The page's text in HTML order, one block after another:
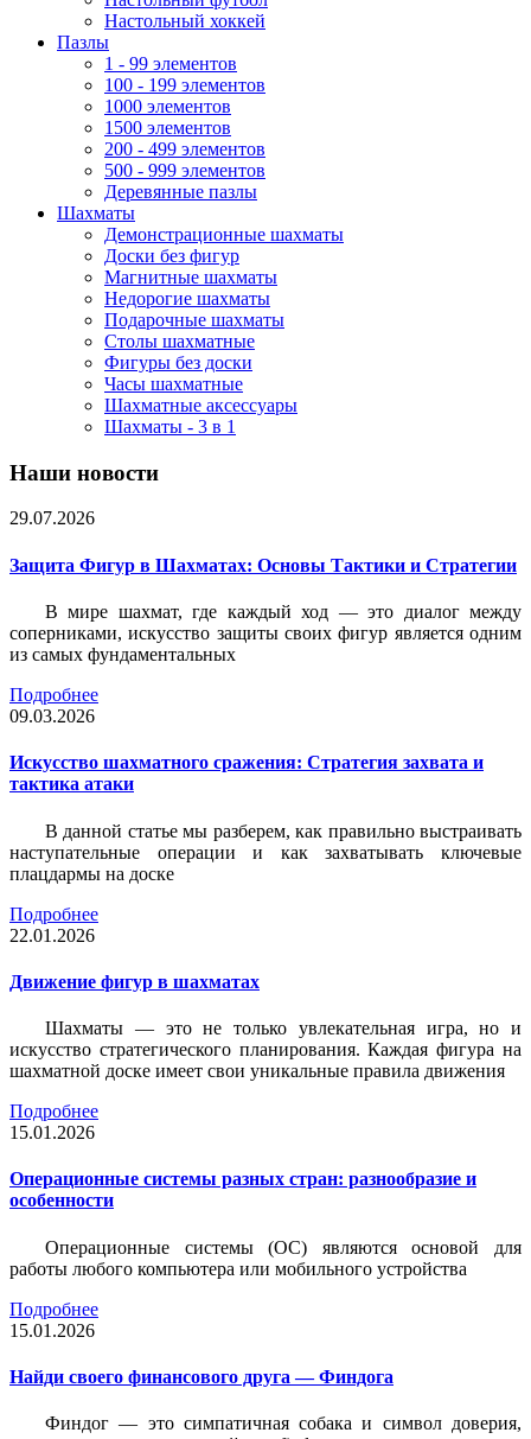
Настольный хоккей
Пазлы
1 - 99 элементов
100 - 199 элементов
1000 элементов
1500 элементов
200 - 499 элементов
500 - 999 элементов
Деревянные пазлы
Шахматы
Демонстрационные шахматы
Доски без фигур
Магнитные шахматы
Недорогие шахматы
Подарочные шахматы
Столы шахматные
Фигуры без доски
Часы шахматные
Шахматные аксессуары
Шахматы - 3 в 1
Наши новости
29.07.2026
Защита Фигур в Шахматах: Основы Тактики и Стратегии
В мире шахмат, где каждый ход — это диалог между
соперниками, искусство защиты своих фигур является одним
из самых фундаментальных
Подробнее
09.03.2026
Искусство шахматного сражения: Стратегия захвата и
тактика атаки
В данной статье мы разберем, как правильно выстраивать
наступательные операции и как захватывать ключевые
плацдармы на доске
Подробнее
22.01.2026
Движение фигур в шахматах
Шахматы — это не только увлекательная игра, но и
искусство стратегического планирования. Каждая фигура на
шахматной доске имеет свои уникальные правила движения
Подробнее
15.01.2026
Операционные системы разных стран: разнообразие и
особенности
Операционные системы (ОС) являются основой для
работы любого компьютера или мобильного устройства
Подробнее
15.01.2026
Найди своего финансового друга — Финдога
Финдог — это симпатичная собака и символ доверия,